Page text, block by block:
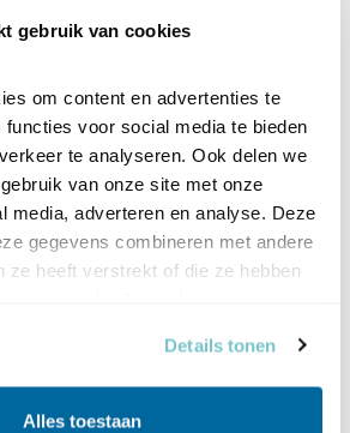
gebruik van cookies
om content en advertenties te
functies voor social media te bieden
te analyseren. Ook delen we
van onze site met onze
media, adverteren en analyse. Deze
gegevens combineren met andere
ze heeft verstrekt of die ze hebben
Details tonen
Alles toestaan
toch wel een beetje
wat deze buren nog meer